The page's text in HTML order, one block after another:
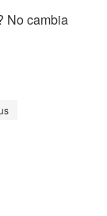
No cambia